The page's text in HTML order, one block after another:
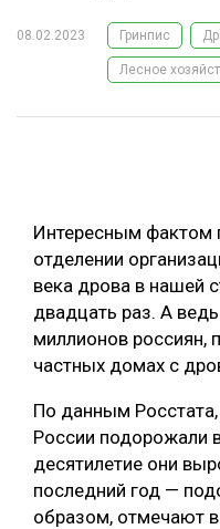
ЛЕСНОЕ ХОЗЯЙСТВО
ЛЕСОЗАГОТОВКА
ОБРАБОТКА ДРЕВЕСИНЫ
ЛЕСОВОССТАНОВЛЕНИЕ И
ЛОГИСТИКА
ПРОИЗВОДСТВО
ЦБП
КОМПЛЕКСНАЯ
ЛЕСОПИЛЕНИЕ
ДЕРЕВЯННОЕ
ТЕМАТИЧЕСКИЕ ПРОЕКТЫ
ПОДБОРКИ СТАТЕЙ
ЭКСПЕРТНОЕ МНЕНИЕ
08.02.2023 Гринпис
Лесное
Интересным фактом
отделении
века дрова в нашей
двадцать раз. А
миллионов россиян,
частных домах с
По данным Росстата,
России подорожали
десятилетие они
последний год —
образом, отмечают